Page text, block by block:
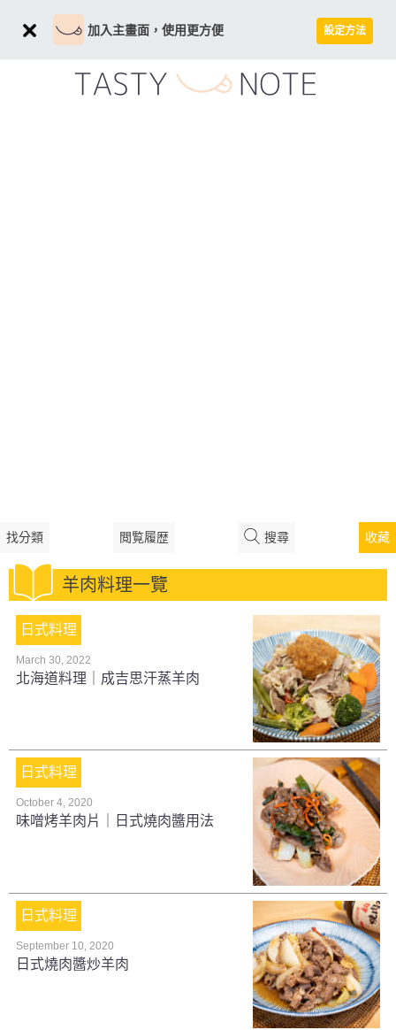
加入主畫面，使用更方便 設定方法
找分類 閲覧履歴 搜尋 收藏
羊肉料理一覽
日式料理
March 30, 2022
北海道料理｜成吉思汗蒸羊肉
日式料理
October 4, 2020
味噌烤羊肉片｜日式燒肉醬用法
日式料理
September 10, 2020
日式燒肉醬炒羊肉